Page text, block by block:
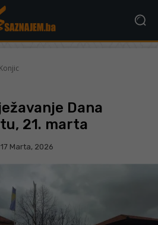
Konjic
Dana
21. marta
17 Marta, 2026